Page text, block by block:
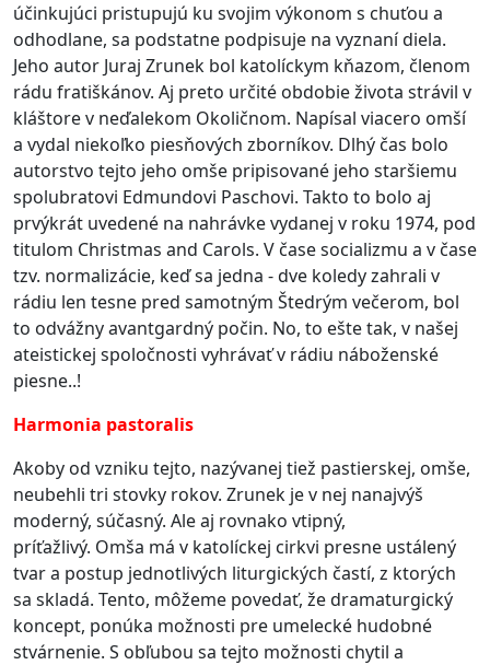
účinkujúci pristupujú ku svojim výkonom s chuťou a
odhodlane, sa podstatne podpisuje na vyznaní diela.
Jeho autor Juraj Zrunek bol katolíckym kňazom, členom
rádu fratiškánov. Aj preto určité obdobie života strávil v
kláštore v neďalekom Okoličnom. Napísal viacero omší
a vydal niekoľko piesňových zborníkov. Dlhý čas bolo
autorstvo tejto jeho omše pripisované jeho staršiemu
spolubratovi Edmundovi Paschovi. Takto to bolo aj
prvýkrát uvedené na nahrávke vydanej v roku 1974, pod
titulom Christmas and Carols. V čase socializmu a v čase
tzv. normalizácie, keď sa jedna - dve koledy zahrali v
rádiu len tesne pred samotným Štedrým večerom, bol
to odvážny avantgardný počin. No, to ešte tak, v našej
ateistickej spoločnosti vyhrávať v rádiu náboženské
piesne..!
Harmonia pastoralis
Akoby od vzniku tejto, nazývanej tiež pastierskej, omše,
neubehli tri stovky rokov. Zrunek je v nej nanajvýš
moderný, súčasný. Ale aj rovnako vtipný,
príťažlivý. Omša má v katolíckej cirkvi presne ustálený
tvar a postup jednotlivých liturgických častí, z ktorých
sa skladá. Tento, môžeme povedať, že dramaturgický
koncept, ponúka možnosti pre umelecké hudobné
stvárnenie. S obľubou sa tejto možnosti chytil a